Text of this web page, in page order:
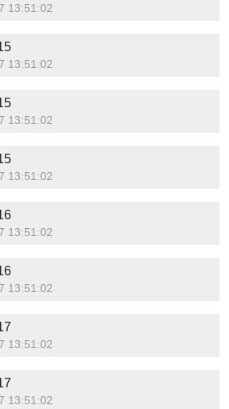
13:51:02
13:51:02
13:51:02
13:51:02
13:51:02
13:51:02
13:51:02
13:51:02